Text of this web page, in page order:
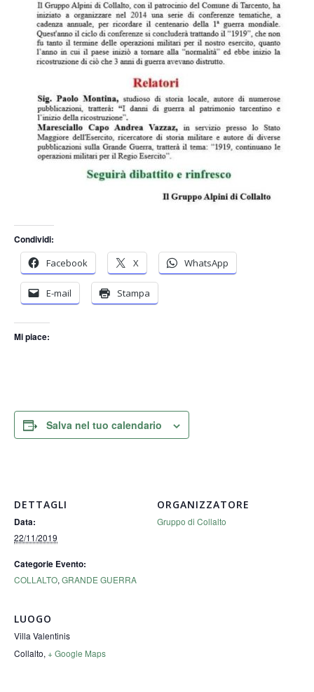
Condividi:
Facebook
X WhatsApp
E-mail Stampa
Mi piace:
Salva nel tuo calendario
DETTAGLI
Data:
22/11/2019
Categorie Evento:
COLLALTO, GRANDE GUERRA
LUOGO
Villa Valentinis
Collalto, + Google Maps
ORGANIZZATORE
Gruppo di Collalto